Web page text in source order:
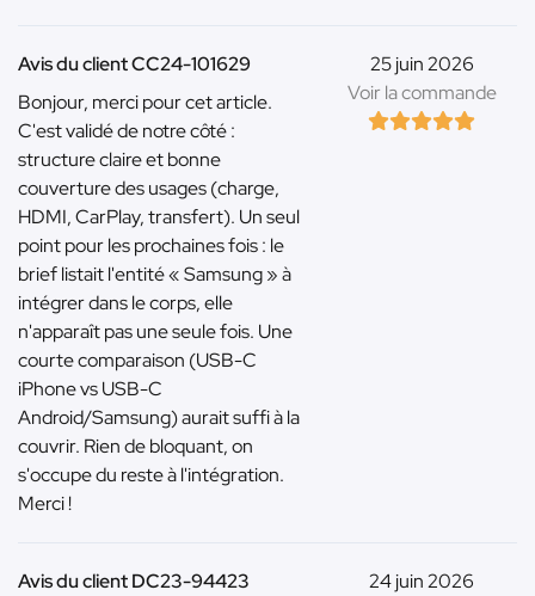
25 juin 2026
Voir la commande
Avis du client CC24-101629
Bonjour, merci pour cet article.
C'est validé de notre côté :
structure claire et bonne
couverture des usages (charge,
HDMI, CarPlay, transfert). Un seul
point pour les prochaines fois : le
brief listait l'entité « Samsung » à
intégrer dans le corps, elle
n'apparaît pas une seule fois. Une
courte comparaison (USB-C
iPhone vs USB-C
Android/Samsung) aurait suffi à la
couvrir. Rien de bloquant, on
s'occupe du reste à l'intégration.
Merci !
24 juin 2026
Avis du client DC23-94423